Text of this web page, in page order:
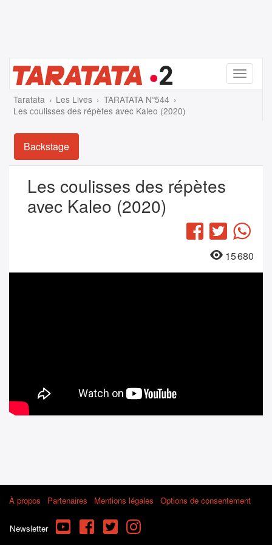
Menu
Taratata Les Lives
TARATATA N°544
Les coulisses des répètes avec Kaleo (2020)
Backstage
Les coulisses des répètes
avec Kaleo (2020)
Facebook
Twitter
15 680
À propos Partenaires Mentions légales Options de consentement
Newsletter YouTube FacebookTwitterInstagram